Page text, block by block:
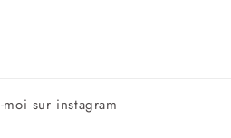
moi sur instagram